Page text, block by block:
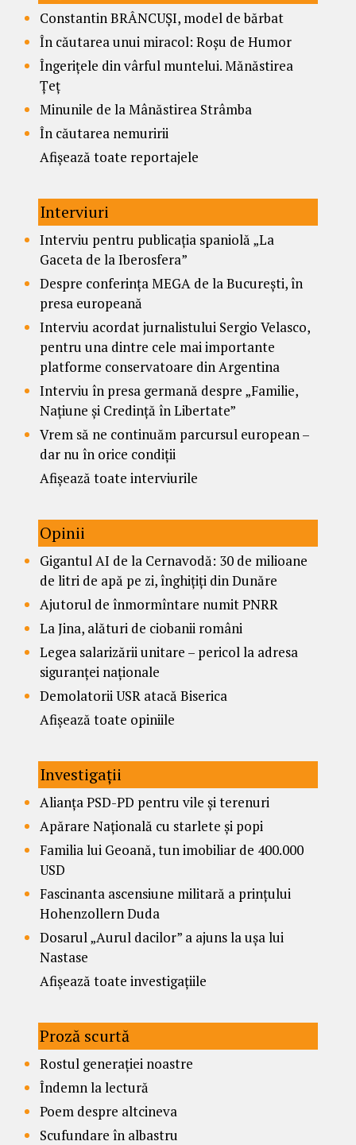
Constantin BRÂNCUȘI, model de bărbat
În căutarea unui miracol: Roșu de Humor
Îngerițele din vârful muntelui. Mănăstirea
Țeț
Minunile de la Mânăstirea Strâmba
În căutarea nemuririi
Afișează toate reportajele
Interviuri
Interviu pentru publicația spaniolă „La
Gaceta de la Iberosfera”
Despre conferința MEGA de la București, în
presa europeană
Interviu acordat jurnalistului Sergio Velasco,
pentru una dintre cele mai importante
platforme conservatoare din Argentina
Interviu în presa germană despre „Familie,
Națiune și Credință în Libertate”
Vrem să ne continuăm parcursul european –
dar nu în orice condiții
Afișează toate interviurile
Opinii
Gigantul AI de la Cernavodă: 30 de milioane
de litri de apă pe zi, înghițiți din Dunăre
Ajutorul de înmormîntare numit PNRR
La Jina, alături de ciobanii români
Legea salarizării unitare – pericol la adresa
siguranței naționale
Demolatorii USR atacă Biserica
Afișează toate opiniile
Investigații
Alianța PSD-PD pentru vile și terenuri
Apărare Națională cu starlete și popi
Familia lui Geoană, tun imobiliar de 400.000
USD
Fascinanta ascensiune militară a prințului
Hohenzollern Duda
Dosarul „Aurul dacilor” a ajuns la ușa lui
Nastase
Afișează toate investigațiile
Proză scurtă
Rostul generației noastre
Îndemn la lectură
Poem despre altcineva
Scufundare în albastru